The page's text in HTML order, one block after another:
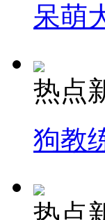
呆萌
热点
狗教
热点